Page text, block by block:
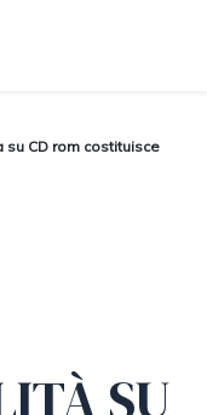
su CD rom costituisce
SU